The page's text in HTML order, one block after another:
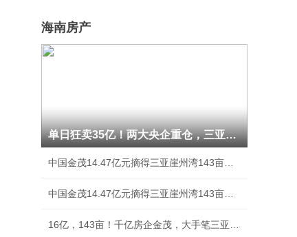
海南房产
单日狂卖35亿！两大央企重仓，三亚土拍又爆了！